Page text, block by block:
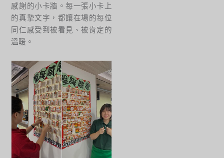
感謝的小卡牆。每一張小卡上
的真摯文字，都讓在場的每位
同仁感受到被看見、被肯定的
溫暖。